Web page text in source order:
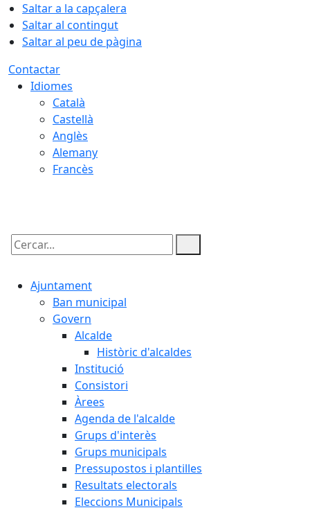
Saltar a la capçalera
Saltar al contingut
Saltar al peu de pàgina
Contactar
Idiomes
Català
Castellà
Anglès
Alemany
Francès
Cercar:
Ajuntament
Ban municipal
Govern
Alcalde
Històric d'alcaldes
Institució
Consistori
Àrees
Agenda de l'alcalde
Grups d'interès
Grups municipals
Pressupostos i plantilles
Resultats electorals
Eleccions Municipals